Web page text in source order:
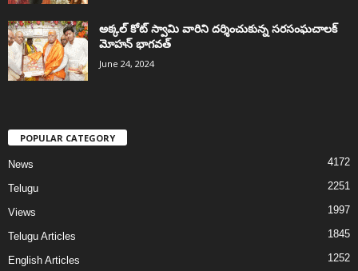
అక్కల్‌ కోట్‌ స్వామి వారిని దర్శించుకున్న సరసంఘచాలక్
మోహన్ భాగవత్
June 24, 2024
POPULAR CATEGORY
News 4172
Telugu 2251
Views 1997
Telugu Articles 1845
English Articles 1252